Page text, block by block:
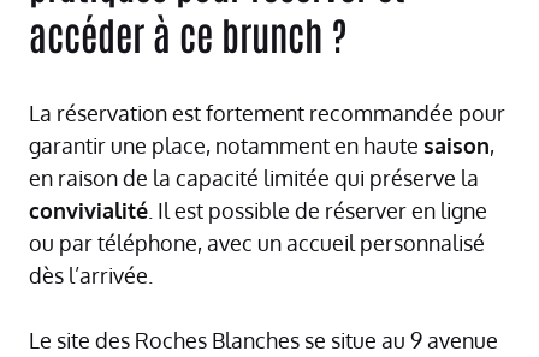
accéder à ce brunch ?
La réservation est fortement recommandée pour
garantir une place, notamment en haute saison,
en raison de la capacité limitée qui préserve la
convivialité . Il est possible de réserver en ligne
ou par téléphone, avec un accueil personnalisé
dès l’arrivée.
Le site des Roches Blanches se situe au 9 avenue